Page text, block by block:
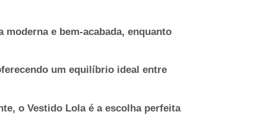
e bem-acabada, enquanto
um equilíbrio ideal entre
o Vestido Lola é a escolha perfeita